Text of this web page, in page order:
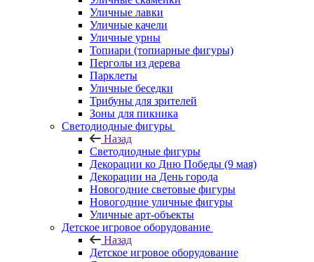
Уличные лавки
Уличные качели
Уличные урны
Топиари (топиарные фигуры)
Перголы из дерева
Парклеты
Уличные беседки
Трибуны для зрителей
Зоны для пикника
Светодиодные фигуры
Назад
Светодиодные фигуры
Декорации ко Дню Победы (9 мая)
Декорации на День города
Новогодние световые фигуры
Новогодние уличные фигуры
Уличные арт-объекты
Детское игровое оборудование
Назад
Детское игровое оборудование